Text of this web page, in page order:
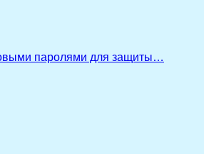
паролями для защиты…